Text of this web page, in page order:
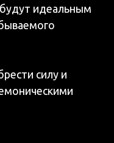
идеальным
силу и